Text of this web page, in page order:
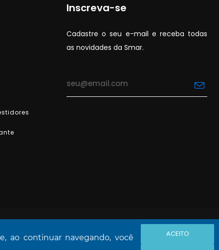
Inscreva-se
Cadastre o seu e-mail e receba todas
as novidades da Smar.
ao continuar navegando, você ACEITO